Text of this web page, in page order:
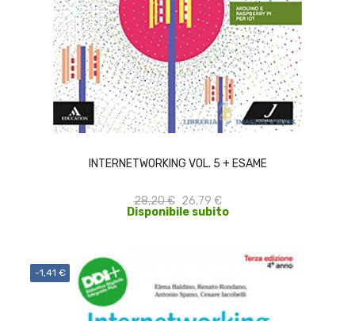
INTERNETWORKING VOL. 5 + ESAME
28,20 € 26,79 €
Disponibile subito
ACQUISTA
-1,41 €